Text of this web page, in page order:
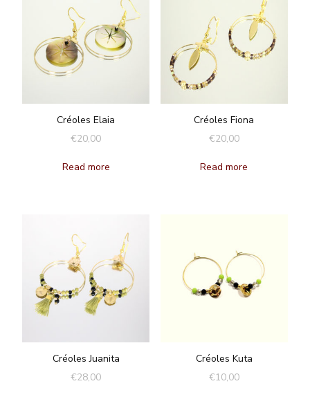
Créoles Elaia
€20,00
Read more
Créoles Fiona
€20,00
Read more
Créoles Juanita
€28,00
Créoles Kuta
€10,00